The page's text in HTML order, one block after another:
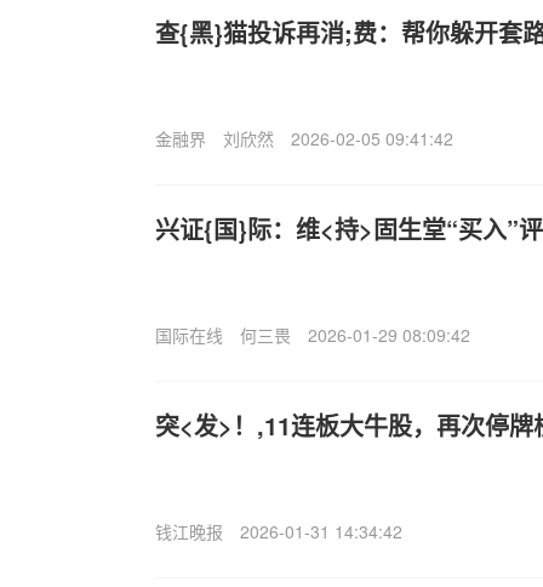
查{黑}猫投诉再消;费：帮你躲开套
金融界 刘欣然 2026-02-05 09:41:42
兴证{国}际：维<持>固生堂“买入”
国际在线 何三畏 2026-01-29 08:09:42
突<发>！,11连板大牛股，再次停牌
钱江晚报 2026-01-31 14:34:42